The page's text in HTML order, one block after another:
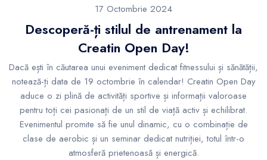
17 Octombrie 2024
Descoperă-ți stilul de antrenament la
Creatin Open Day!
Dacă ești în căutarea unui eveniment dedicat fitnessului și sănătății,
notează-ți data de 19 octombrie în calendar! Creatin Open Day
aduce o zi plină de activități sportive și informații valoroase
pentru toți cei pasionați de un stil de viață activ și echilibrat.
Evenimentul promite să fie unul dinamic, cu o combinație de
clase de aerobic și un seminar dedicat nutriției, totul într-o
atmosferă prietenoasă și energică.